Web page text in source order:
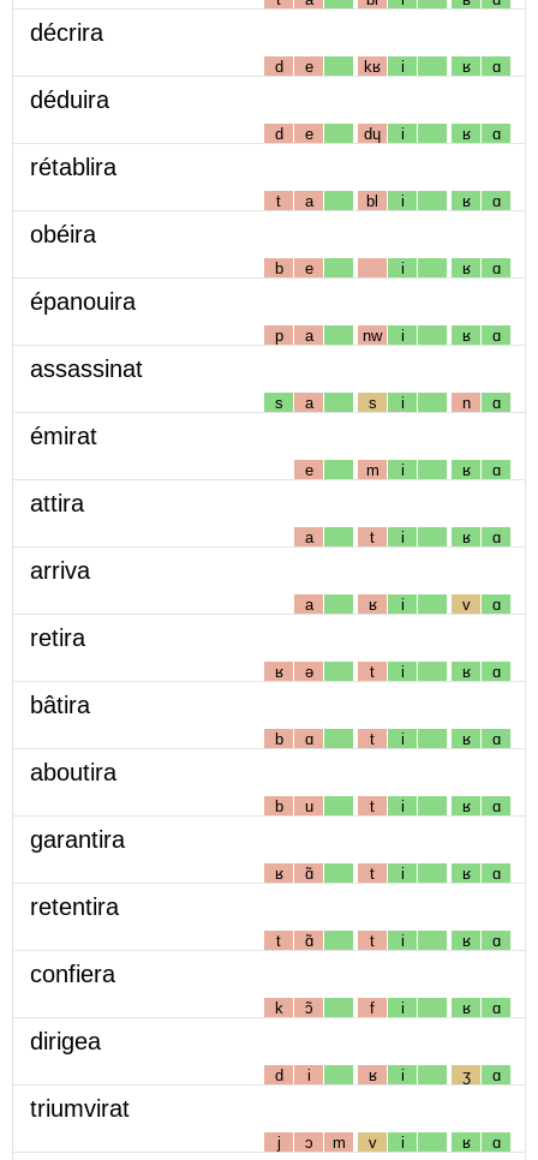
décrira
d e kʁ i ʁ ɑ
déduira
d e dɥ i ʁ ɑ
rétablira
t a bl i ʁ ɑ
obéira
b e i ʁ ɑ
épanouira
p a nw i ʁ ɑ
assassinat
s a s i n ɑ
émirat
e m i ʁ ɑ
attira
a t i ʁ ɑ
arriva
a ʁ i v ɑ
retira
ʁ ə t i ʁ ɑ
bâtira
b ɑ t i ʁ ɑ
aboutira
b u t i ʁ ɑ
garantira
ʁ ɑ̃ t i ʁ ɑ
retentira
t ɑ̃ t i ʁ ɑ
confiera
k ɔ̃ f i ʁ ɑ
dirigea
d i ʁ i ʒ ɑ
triumvirat
j ɔ m v i ʁ ɑ